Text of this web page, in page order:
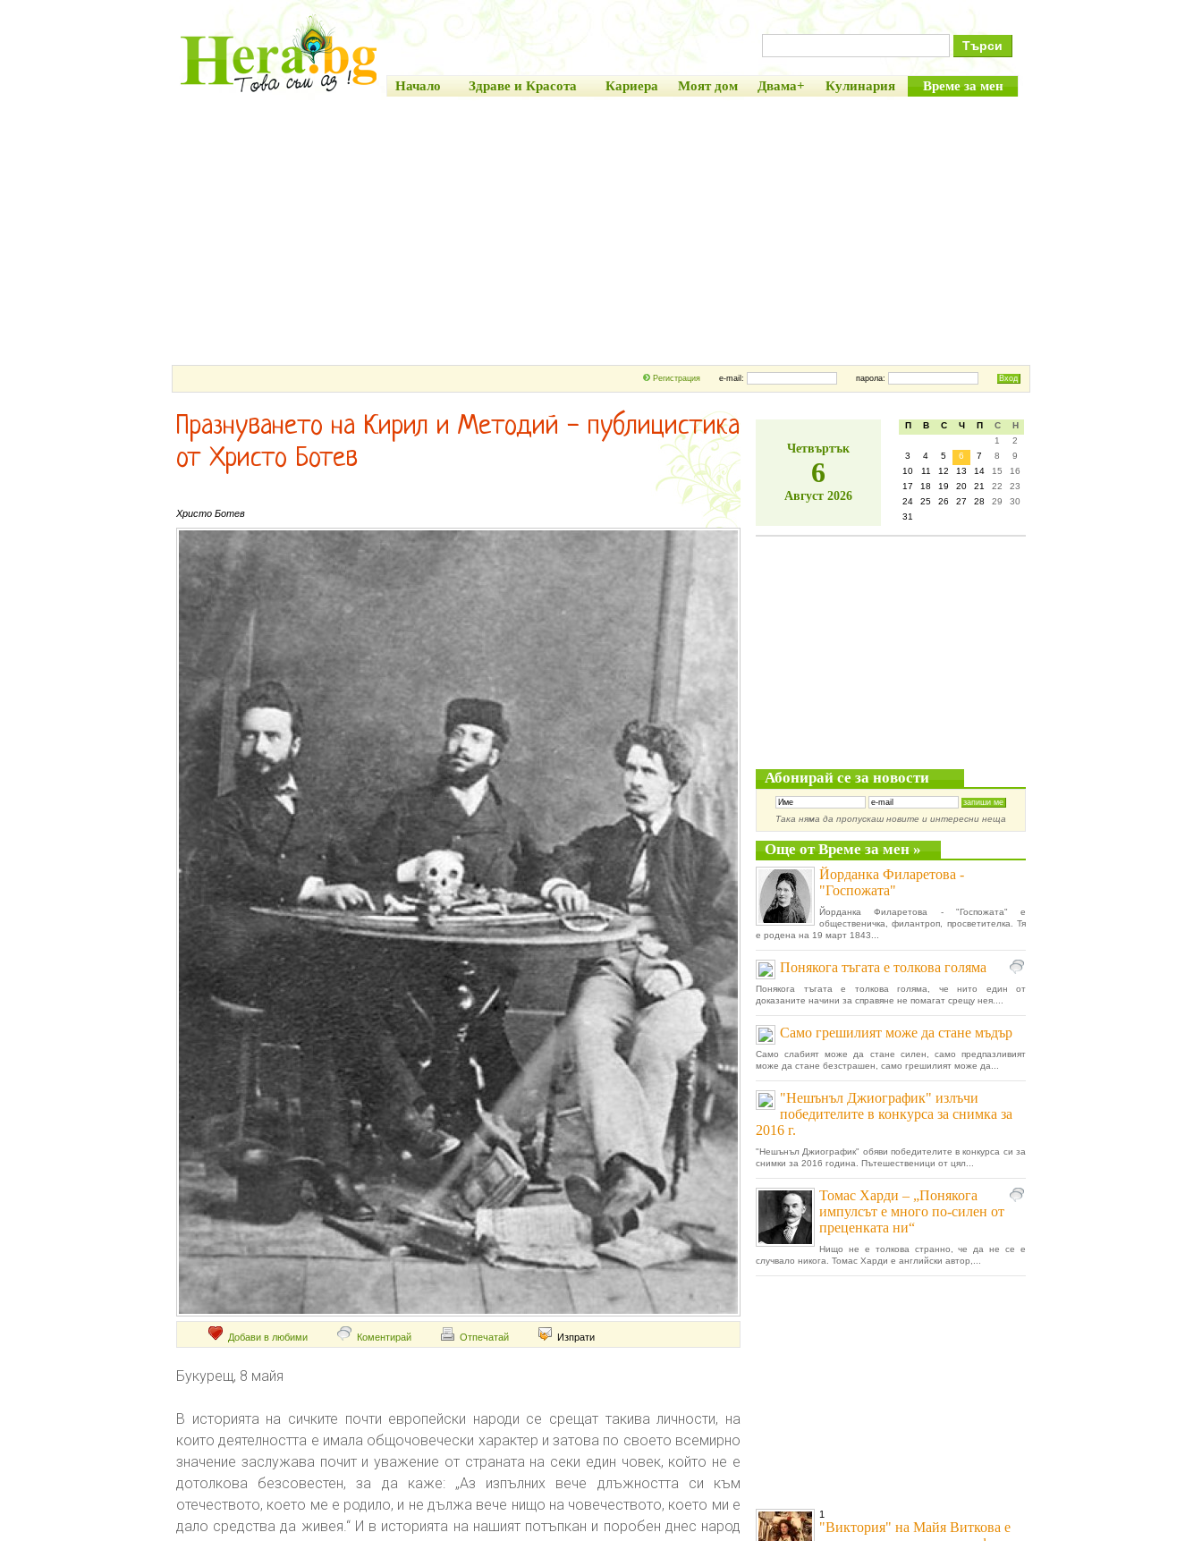
Начало Здраве и Красота Кариера Моят дом Двама+ Кулинария Време за мен
Регистрация e-mail: парола:
Празнуването на Кирил и Методий - публицистика
от Христо Ботев
Христо Ботев
Добави в любими Коментирай Отпечатай Изпрати
Букурещ, 8 майя
В историята на сичките почти европейски народи се срещат такива личности, на
които деятелността е имала общочовечески характер и затова по своето всемирно
значение заслужава почит и уважение от страната на секи един човек, който не е
дотолкова безсовестен, за да каже: „Аз изпълних вече длъжността си към
отечеството, което ме е родило, и не дължа вече нищо на човечеството, което ми е
дало средства да живея.“ И в историята на нашият потъпкан и поробен днес народ
Четвъртък
6
Август 2026
П В С Ч П С
Н
1
2
3
4 5 6 7 8
9
10
11 12 13 14 15
16
17
18 19 20 21 22
23
24
25 26 27 28 29
30
31
Абонирай се за новости
Така няма да пропускаш новите и интересни неща
Още от Време за мен »
Йорданка Филаретова -
"Госпожата"
Йорданка Филаретова - "Госпожата" е
общественичка, филантроп, просветителка. Тя
е родена на 19 март 1843...
Понякога тъгата е толкова голяма
Понякога тъгата е толкова голяма, че нито един от
доказаните начини за справяне не помагат срещу нея....
Само грешилият може да стане мъдър
Само слабият може да стане силен, само предпазливият
може да стане безстрашен, само грешилият може да...
"Нешънъл Джиографик" излъчи
победителите в конкурса за снимка за
2016 г.
"Нешънъл Джиографик" обяви победителите в конкурса си за
снимки за 2016 година. Пътешественици от цял...
Томас Харди – „Понякога
импулсът е много по-силен от
преценката ни“
Нищо не е толкова странно, че да не се е
случвало никога. Томас Харди е английски автор,...
1
"Виктория" на Майя Виткова е